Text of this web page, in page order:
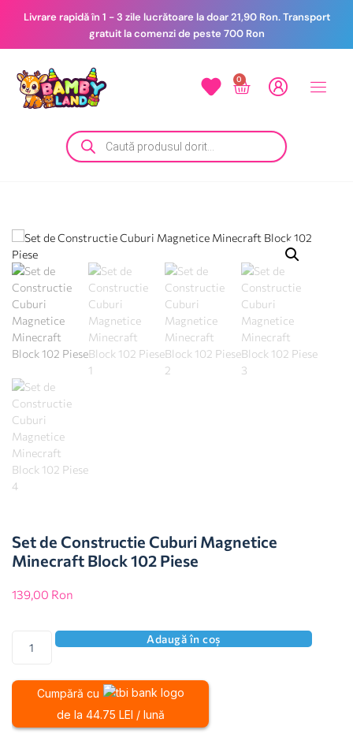
Livrare rapidă în 1 - 3 zile lucrătoare la doar 21,90 Ron. Transport
gratuit la comenzi de peste 700 Ron
0
Set de Constructie Cuburi Magnetice
Minecraft Block 102 Piese
139,00 Ron
Adaugă în coș
Cumpără cu
de la 44.75 LEI / lună